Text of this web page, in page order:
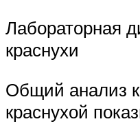
Лабораторная
краснухи
Общий анализ
краснухой